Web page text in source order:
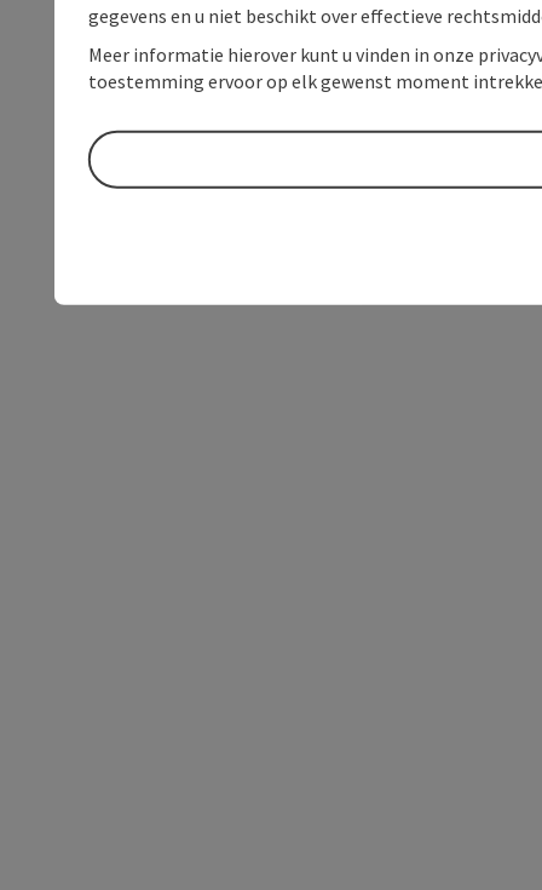
gegevens en u niet beschikt over effectieve
Meer informatie hierover kunt u vinden in onze
toestemming ervoor op elk gewenst moment